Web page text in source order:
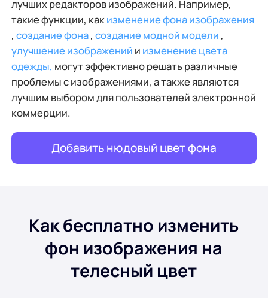
лучших редакторов изображений. Например,
такие функции, какизменение фона изображения
,создание фона,создание модной модели ,
улучшение изображений и изменение цвета
одежды, могут эффективно решать различные
проблемы с изображениями, а также являются
лучшим выбором для пользователей электронной
коммерции.
Добавить нюдовый цвет фона
Как бесплатно изменить
фон изображения на
телесный цвет